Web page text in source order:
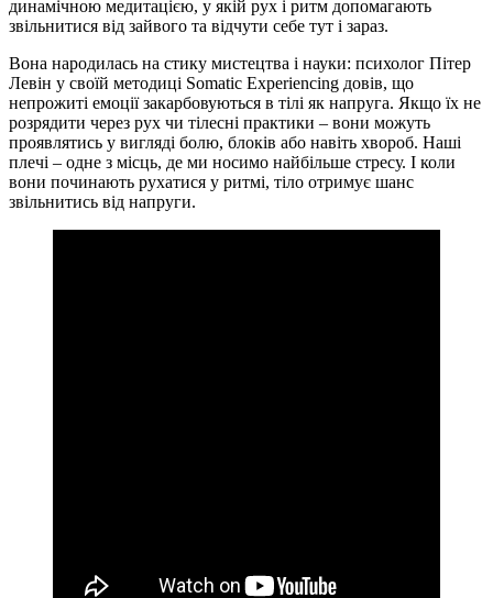
динамічною медитацією, у якій рух і ритм допомагають
звільнитися від зайвого та відчути себе тут і зараз.
Вона народилась на стику мистецтва і науки: психолог Пітер
Левін у своїй методиці Somatic Experiencing довів, що
непрожиті емоції закарбовуються в тілі як напруга. Якщо їх не
розрядити через рух чи тілесні практики – вони можуть
проявлятись у вигляді болю, блоків або навіть хвороб. Наші
плечі – одне з місць, де ми носимо найбільше стресу. І коли
вони починають рухатися у ритмі, тіло отримує шанс
звільнитись від напруги.